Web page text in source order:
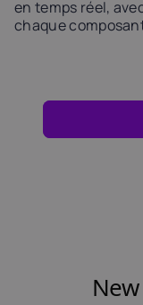
en temps réel,
chaque